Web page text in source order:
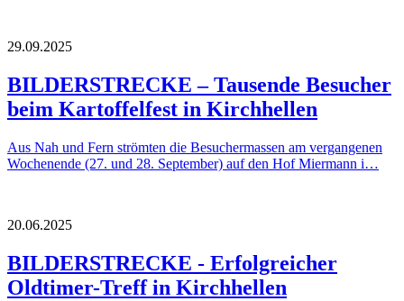
29.09.2025
BILDERSTRECKE – Tausende Besucher
beim Kartoffelfest in Kirchhellen
Aus Nah und Fern strömten die Besuchermassen am vergangenen
Wochenende (27. und 28. September) auf den Hof Miermann i…
20.06.2025
BILDERSTRECKE - Erfolgreicher
Oldtimer-Treff in Kirchhellen